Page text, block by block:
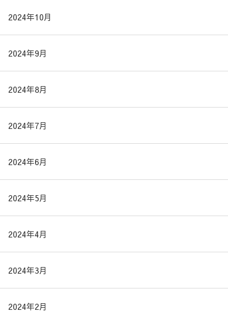
2024年10月
2024年9月
2024年8月
2024年7月
2024年6月
2024年5月
2024年4月
2024年3月
2024年2月